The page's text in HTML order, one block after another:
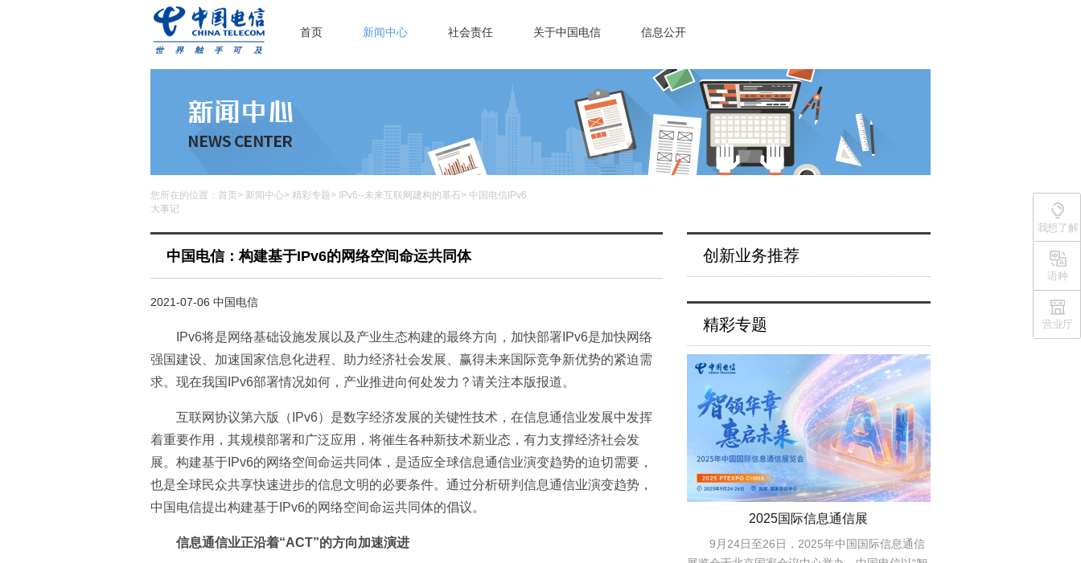
我想了解
语种
营业厅
首页 新闻中心 社会责任 关于中国电信 信息公开
您所在的位置： 首页> 新闻中心> 精彩专题> IPv6--未来互联网建构的基石> 中国电信IPv6
大事记
中国电信：构建基于IPv6的网络空间命运共同体
2021-07-06 中国电信
IPv6将是网络基础设施发展以及产业生态构建的最终方向，加快部署IPv6是加快网络
强国建设、加速国家信息化进程、助力经济社会发展、赢得未来国际竞争新优势的紧迫需
求。现在我国IPv6部署情况如何，产业推进向何处发力？请关注本版报道。
互联网协议第六版（IPv6）是数字经济发展的关键性技术，在信息通信业发展中发挥
着重要作用，其规模部署和广泛应用，将催生各种新技术新业态，有力支撑经济社会发
展。构建基于IPv6的网络空间命运共同体，是适应全球信息通信业演变趋势的迫切需要，
也是全球民众共享快速进步的信息文明的必要条件。通过分析研判信息通信业演变趋势，
中国电信提出构建基于IPv6的网络空间命运共同体的倡议。
信息通信业正沿着“ACT”的方向加速演进
创新业务推荐
精彩专题
2025国际信息通信展
9月24日至26日，2025年中国国际信息通信